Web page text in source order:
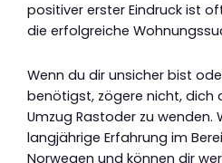
positiver erster Eindruck ist
die erfolgreiche
Wenn du dir unsicher bist
benötigst, zögere nicht, dich
Umzug Rastoder zu wenden.
langjährige Erfahrung im
Norwegen und können dir